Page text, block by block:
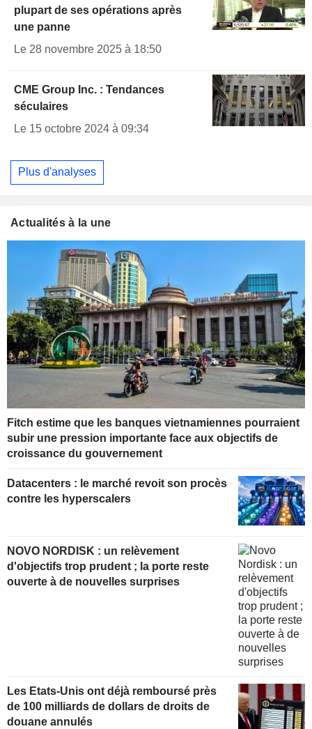
plupart de ses opérations après
une panne
Le 28 novembre 2025 à 18:50
CME Group Inc. : Tendances
séculaires
Le 15 octobre 2024 à 09:34
Plus d'analyses
Actualités à la une
Fitch estime que les banques vietnamiennes pourraient
subir une pression importante face aux objectifs de
croissance du gouvernement
Datacenters : le marché revoit son procès
contre les hyperscalers
NOVO NORDISK : un relèvement
d'objectifs trop prudent ; la porte reste
ouverte à de nouvelles surprises
Les Etats-Unis ont déjà remboursé près
de 100 milliards de dollars de droits de
douane annulés